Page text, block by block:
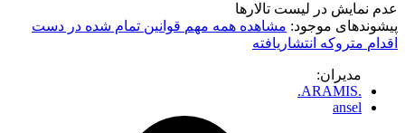
عدم نمایش در لیست تالارها
پیشوندهای موجود: مشاهده همه مهم قوانین تمام شده در دست
اقدام متروکه انتشاریافته
مدیران:
.ARAMIS.
ansel